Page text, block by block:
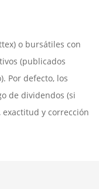
o bursátiles con
(publicados
Por defecto, los
de dividendos (si
y corrección